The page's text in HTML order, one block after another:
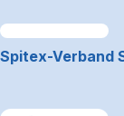
Link zum
Spitex-Verband